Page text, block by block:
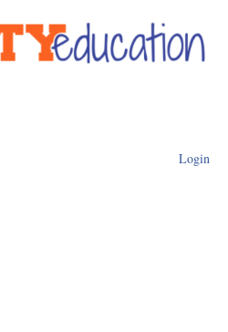
Login